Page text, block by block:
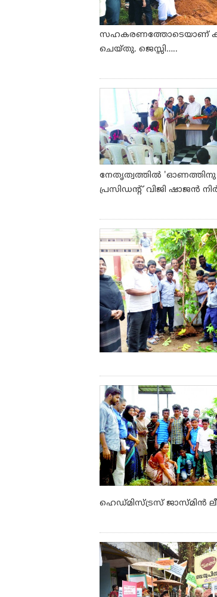
സഹകരണത്തോടെയാണ്
ചെയ്തു. ജെസ്സി…..
നേതൃത്വത്തില്‍ 'ഓണത്തിനു
പ്രസിഡന്റ് വിജി ഷാജന്‍
ഹെഡ്മിസ്ട്രസ് ജാസ്മിന്‍